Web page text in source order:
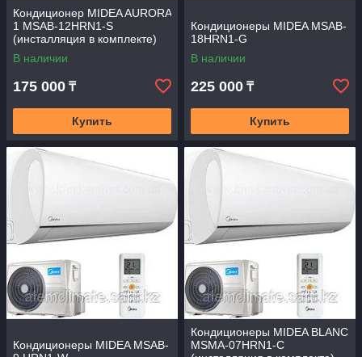
Кондиционер MIDEA AURORA
1 MSAB-12HRN1-S
(инсталляция в комплекте)
В наличии
175 000 ₸
Купить
Кондиционеры MIDEA MSAB-
18HRN1-G
В наличии
225 000 ₸
Купить
Кондиционеры MIDEA MSAB-
Кондиционеры MIDEA BLANC
MSMA-07HRN1-С